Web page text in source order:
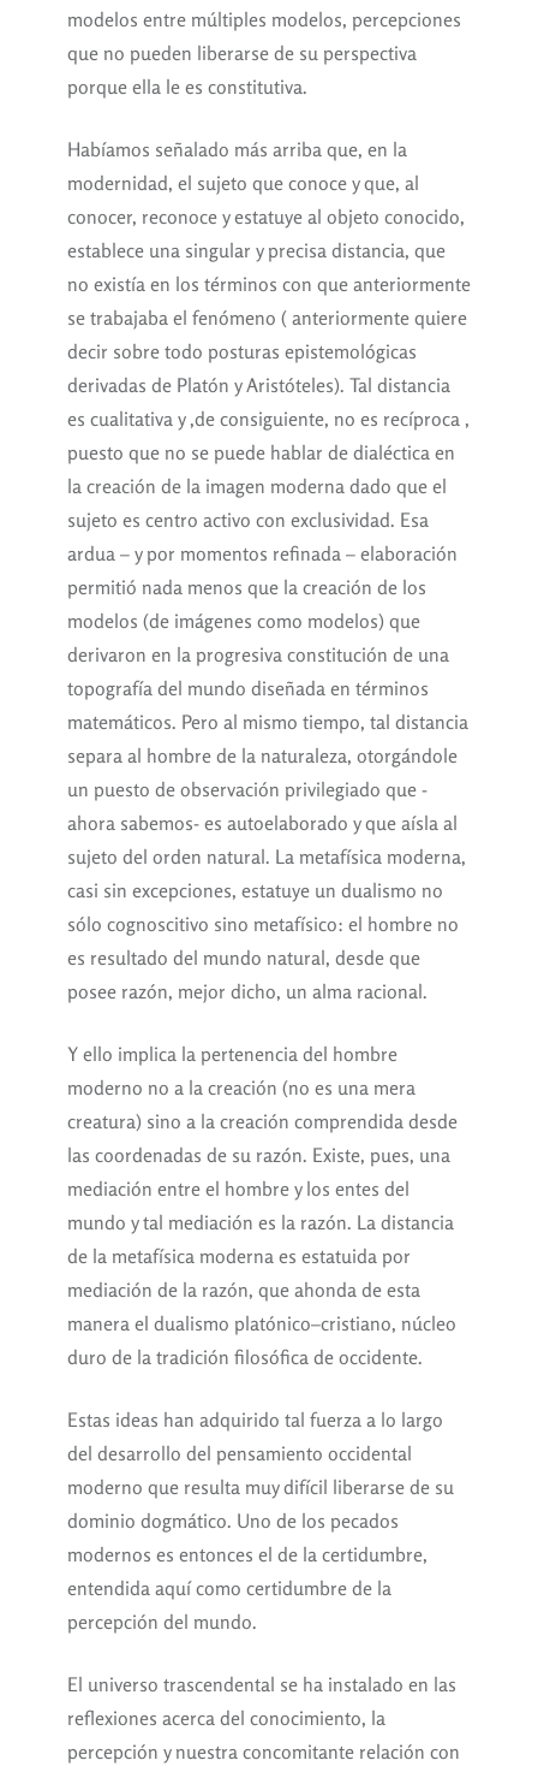
modelos entre múltiples modelos, percepciones
que no pueden liberarse de su perspectiva
porque ella le es constitutiva.
Habíamos señalado más arriba que, en la
modernidad, el sujeto que conoce y que, al
conocer, reconoce y estatuye al objeto conocido,
establece una singular y precisa distancia, que
no existía en los términos con que anteriormente
se trabajaba el fenómeno ( anteriormente quiere
decir sobre todo posturas epistemológicas
derivadas de Platón y Aristóteles). Tal distancia
es cualitativa y ,de consiguiente, no es recíproca ,
puesto que no se puede hablar de dialéctica en
la creación de la imagen moderna dado que el
sujeto es centro activo con exclusividad. Esa
ardua – y por momentos refinada – elaboración
permitió nada menos que la creación de los
modelos (de imágenes como modelos) que
derivaron en la progresiva constitución de una
topografía del mundo diseñada en términos
matemáticos. Pero al mismo tiempo, tal distancia
separa al hombre de la naturaleza, otorgándole
un puesto de observación privilegiado que -
ahora sabemos- es autoelaborado y que aísla al
sujeto del orden natural. La metafísica moderna,
casi sin excepciones, estatuye un dualismo no
sólo cognoscitivo sino metafísico: el hombre no
es resultado del mundo natural, desde que
posee razón, mejor dicho, un alma racional.
Y ello implica la pertenencia del hombre
moderno no a la creación (no es una mera
creatura) sino a la creación comprendida desde
las coordenadas de su razón. Existe, pues, una
mediación entre el hombre y los entes del
mundo y tal mediación es la razón. La distancia
de la metafísica moderna es estatuida por
mediación de la razón, que ahonda de esta
manera el dualismo platónico–cristiano, núcleo
duro de la tradición filosófica de occidente.
Estas ideas han adquirido tal fuerza a lo largo
del desarrollo del pensamiento occidental
moderno que resulta muy difícil liberarse de su
dominio dogmático. Uno de los pecados
modernos es entonces el de la certidumbre,
entendida aquí como certidumbre de la
percepción del mundo.
El universo trascendental se ha instalado en las
reflexiones acerca del conocimiento, la
percepción y nuestra concomitante relación con